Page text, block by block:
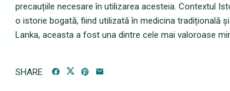
precauțiile necesare în utilizarea acesteia. Contextul
o istorie bogată, fiind utilizată în medicina tradițională
Lanka, aceasta a fost una dintre cele mai valoroase
SHARE